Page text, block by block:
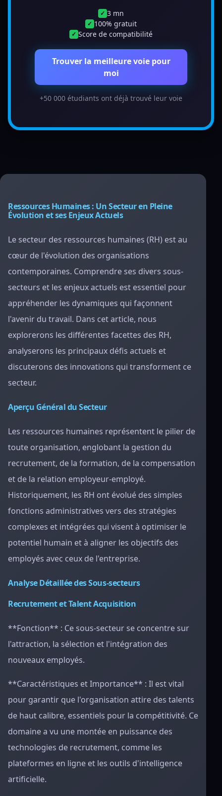
✓ 3 mn
✓ 100% gratuit
✓ Score de compatibilité
Trouver la meilleure voie pour
moi
+50 000 étudiants ont déjà trouvé leur voie
Ressources Humaines : Un Secteur en Pleine
Évolution et ses Enjeux Actuels
Le secteur des ressources humaines (RH) est au
cœur de l'évolution des organisations
contemporaines. Comprendre ses divers sous-
secteurs et les enjeux actuels est essentiel pour
appréhender les dynamiques qui façonnent
l'avenir du travail. Dans cet article, nous
explorerons les différentes facettes des RH,
analyserons les principaux défis actuels et
discuterons des innovations qui transforment ce
secteur.
Aperçu Général du Secteur
Les ressources humaines représentent le pilier de
toute organisation, englobant la gestion du
recrutement, de la formation, de la compensation
et de la relation employeur-employé.
Historiquement, les RH ont évolué des simples
fonctions administratives vers des stratégies
complexes et intégrées qui visent à optimiser le
potentiel humain et à aligner les objectifs des
employés avec ceux de l'entreprise.
Analyse Détaillée des Sous-secteurs
Recrutement et Talent Acquisition
**Fonction** : Ce sous-secteur se concentre sur
l'attraction, la sélection et l'intégration des
nouveaux employés.
**Caractéristiques et Importance** : Il est vital
pour garantir que l'organisation attire des talents
de haut calibre, essentiels pour la compétitivité. Ce
domaine a vu une montée en puissance des
technologies de recrutement, comme les
plateformes en ligne et les outils d'intelligence
artificielle.